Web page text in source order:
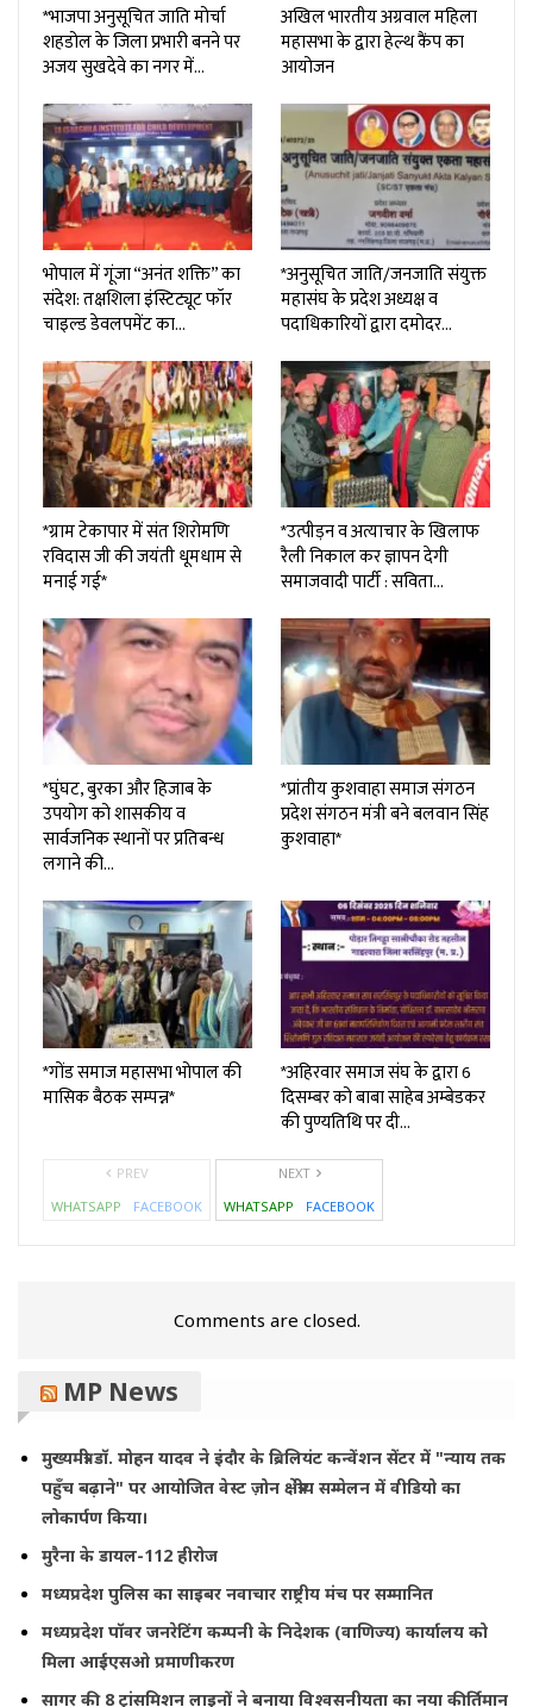
*भाजपा अनुसूचित जाति मोर्चा
शहडोल के जिला प्रभारी बनने पर
अजय सुखदेवे का नगर में…
अखिल भारतीय अग्रवाल महिला
महासभा के द्वारा हेल्थ कैंप का
आयोजन
भोपाल में गूंजा “अनंत शक्ति” का
संदेश: तक्षशिला इंस्टिट्यूट फॉर
चाइल्ड डेवलपमेंट का…
*अनुसूचित जाति/जनजाति संयुक्त
महासंघ के प्रदेश अध्यक्ष व
पदाधिकारियों द्वारा दमोदर…
*ग्राम टेकापार में संत शिरोमणि
रविदास जी की जयंती धूमधाम से
मनाई गई*
*उत्पीड़न व अत्याचार के खिलाफ
रैली निकाल कर ज्ञापन देगी
समाजवादी पार्टी : सविता…
*घुंघट, बुरका और हिजाब के
उपयोग को शासकीय व
सार्वजनिक स्थानों पर प्रतिबन्ध
लगाने की…
*प्रांतीय कुशवाहा समाज संगठन
प्रदेश संगठन मंत्री बने बलवान सिंह
कुशवाहा*
*गोंड समाज महासभा भोपाल की
मासिक बैठक सम्पन्न*
*अहिरवार समाज संघ के द्वारा 6
दिसम्बर को बाबा साहेब अम्बेडकर
की पुण्यतिथि पर दी…
PREV
WHATSAPP
FACEBOOK
NEXT
WHATSAPP
FACEBOOK
Comments are closed.
MP News
मुख्यमंत्री डॉ. मोहन यादव ने इंदौर के ब्रिलियंट कन्वेंशन सेंटर में "न्याय तक
पहुँच बढ़ाने" पर आयोजित वेस्ट ज़ोन क्षेत्रीय सम्मेलन में वीडियो का
लोकार्पण किया।
मुरैना के डायल-112 हीरोज
मध्यप्रदेश पुलिस का साइबर नवाचार राष्ट्रीय मंच पर सम्मानित
मध्यप्रदेश पॉवर जनरेटिंग कम्पनी के निदेशक (वाणिज्य) कार्यालय को
मिला आईएसओ प्रमाणीकरण
सागर की 8 ट्रांसमिशन लाइनों ने बनाया विश्वसनीयता का नया कीर्तिमान